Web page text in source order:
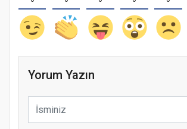
Yorum Yazın